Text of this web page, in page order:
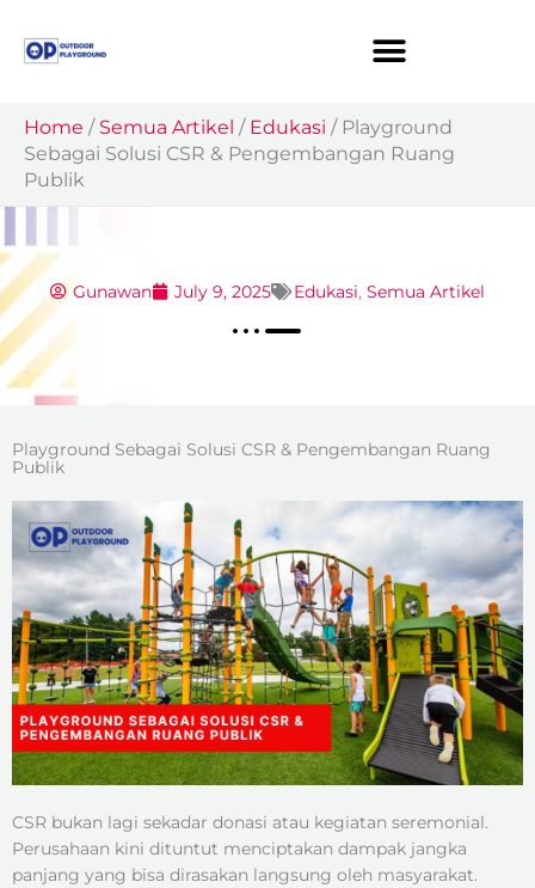
content
Home / Semua Artikel / Edukasi / Playground
Sebagai Solusi CSR & Pengembangan Ruang
Publik
Gunawan July 9, 2025 Edukasi, Semua Artikel
Playground Sebagai Solusi CSR & Pengembangan Ruang
Publik
CSR bukan lagi sekadar donasi atau kegiatan seremonial.
Perusahaan kini dituntut menciptakan dampak jangka
panjang yang bisa dirasakan langsung oleh masyarakat.